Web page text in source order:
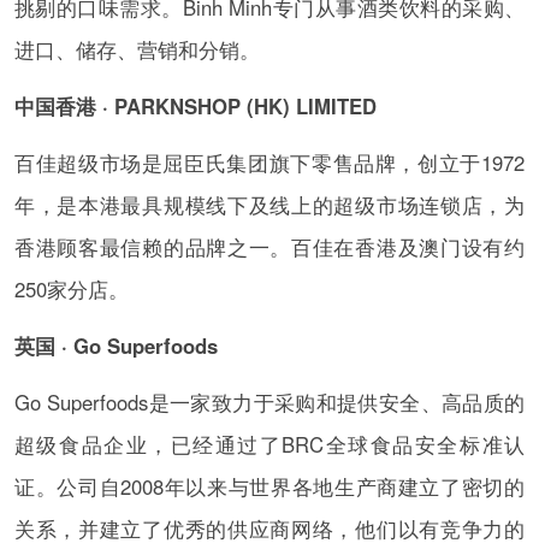
挑剔的口味需求。Binh Minh专门从事酒类饮料的采购、
进口、储存、营销和分销。
中国香港 · PARKNSHOP (HK) LIMITED
百佳超级市场是屈臣氏集团旗下零售品牌，创立于1972
年，是本港最具规模线下及线上的超级市场连锁店，为
香港顾客最信赖的品牌之一。百佳在香港及澳门设有约
250家分店。
英国 · Go Superfoods
Go Superfoods是一家致力于采购和提供安全、高品质的
超级食品企业，已经通过了BRC全球食品安全标准认
证。公司自2008年以来与世界各地生产商建立了密切的
关系，并建立了优秀的供应商网络，他们以有竞争力的